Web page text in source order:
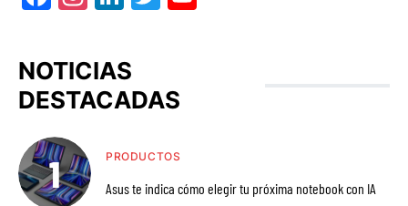
NOTICIAS
DESTACADAS
PRODUCTOS
Asus te indica cómo elegir tu próxima notebook con IA